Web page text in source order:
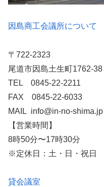
因島商工会議所について
〒722-2323
尾道市因島土生町1762-38
TEL 0845-22-2211
FAX 0845-22-6033
MAIL info@in-no-shima.jp
【営業時間】
8時50分〜17時30分
※定休日：土・日・祝日
貸会議室